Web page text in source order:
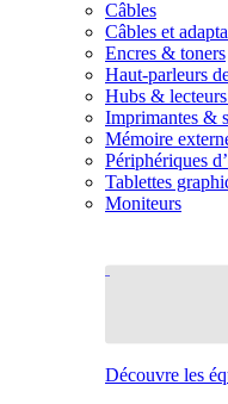
Câbles
Câbles et
Encres & toners
Haut-parleurs
Hubs &
Imprimantes &
Mémoire
Périphériques
Tablettes
Moniteurs
Découvre les